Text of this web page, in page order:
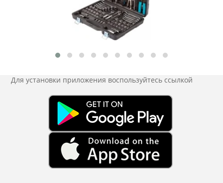
Для установки приложения воспользуйтесь ссылкой